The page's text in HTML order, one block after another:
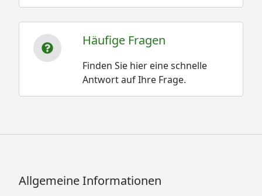
Häufige Fragen
Finden Sie hier eine schnelle
Antwort auf Ihre Frage.
Allgemeine Informationen